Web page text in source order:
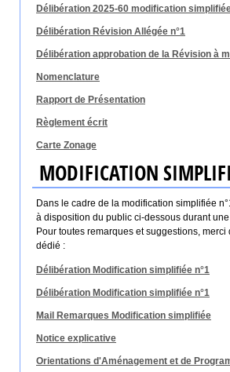
Délibération 2025-60 modification
Délibération Révision Allégée n°1
Délibération approbation de la Révision à
Nomenclature
Rapport de Présentation
Règlement écrit
Carte Zonage
MODIFICATION
Dans le cadre de la modification simplifiée
à disposition du public ci-dessous durant
Pour toutes remarques et suggestions,
dédié :
Délibération Modification simplifiée n°1
Délibération Modification simplifiée n°1
Mail Remarques Modification simplifiée
Notice explicative
Orientations d'Aménagement et de